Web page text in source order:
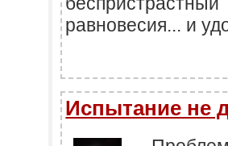
равновесия... и
Испытание не